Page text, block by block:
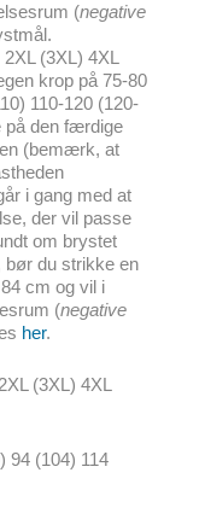
(negative
(3XL) 4XL
krop på 75-80
110-120 (120-
på den færdige
(bemærk, at
i gang med at
der vil passe
om brystet
bør du strikke en
cm og vil i
(negative
her.
(3XL) 4XL
94 (104) 114